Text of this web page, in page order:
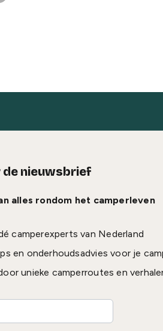
de nieuwsbrief
alles rondom het camperleven
camperexperts van Nederland
en onderhoudsadvies voor je
unieke camperroutes en